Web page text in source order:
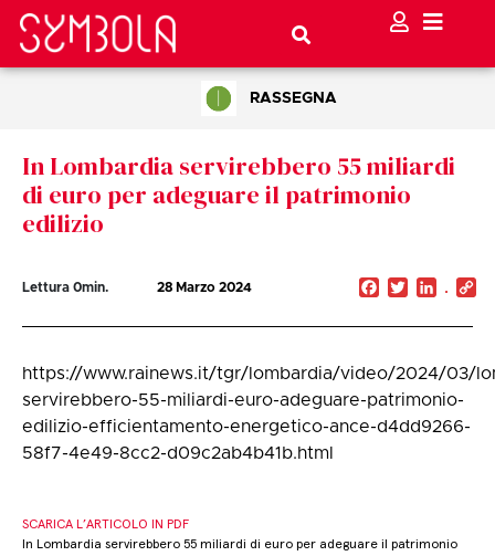
RASSEGNA
In Lombardia servirebbero 55 miliardi
di euro per adeguare il patrimonio
edilizio
Lettura 0min. 28 Marzo 2024 Facebook
Twitter
https://www.rainews.it/tgr/lombardia/video/2024/03/
servirebbero-55-miliardi-euro-adeguare-patrimonio-
edilizio-efficientamento-energetico-ance-d4dd9266-
58f7-4e49-8cc2-d09c2ab4b41b.html
SCARICA L’ARTICOLO IN PDF
In Lombardia servirebbero 55 miliardi di euro per adeguare il patrimonio